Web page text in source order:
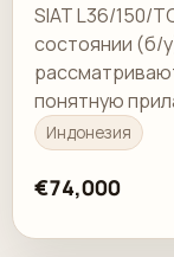
SIAT L36/150/
состоянии (б/
понятную
Индонезия
€74,000